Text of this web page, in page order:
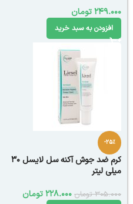
249.000تومان
افزودن به سبد خرید
-25%
کرم ضد جوش آکنه سل لایسل 30
میلی لیتر
305.000 تومان 228.000تومان